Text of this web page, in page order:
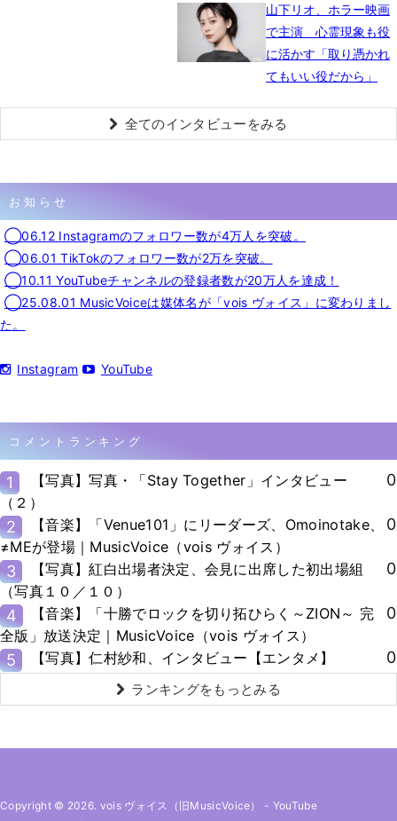
山下リオ、ホラー映画
で主演 心霊現象も役
に活かす「取り憑かれ
てもいい役だから」
全てのインタビューをみる
お知らせ
◯06.12 Instagramのフォロワー数が4万人を突破。
◯06.01 TikTokのフォロワー数が2万を突破。
◯10.11 YouTubeチャンネルの登録者数が20万人を達成！
◯25.08.01 MusicVoiceは媒体名が「vois ヴォイス」に変わりまし
た。
Instagram YouTube
コメントランキング
1
【写真】写真・「Stay Together」インタビュー
（２）
0
2
【音楽】「Venue101」にリーダーズ、Omoinotake、
≠MEが登場｜MusicVoice（vois ヴォイス）
0
3
【写真】紅白出場者決定、会見に出席した初出場組
（写真１０／１０）
0
4
【音楽】「十勝でロックを切り拓ひらく～ZION～ 完
全版」放送決定｜MusicVoice（vois ヴォイス）
0
5 【写真】仁村紗和、インタビュー【エンタメ】 0
ランキングをもっとみる
Copyright © 2026. vois ヴォイス（旧MusicVoice） - YouTube